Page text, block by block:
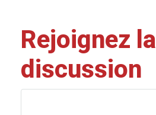
Rejoignez la
discussion